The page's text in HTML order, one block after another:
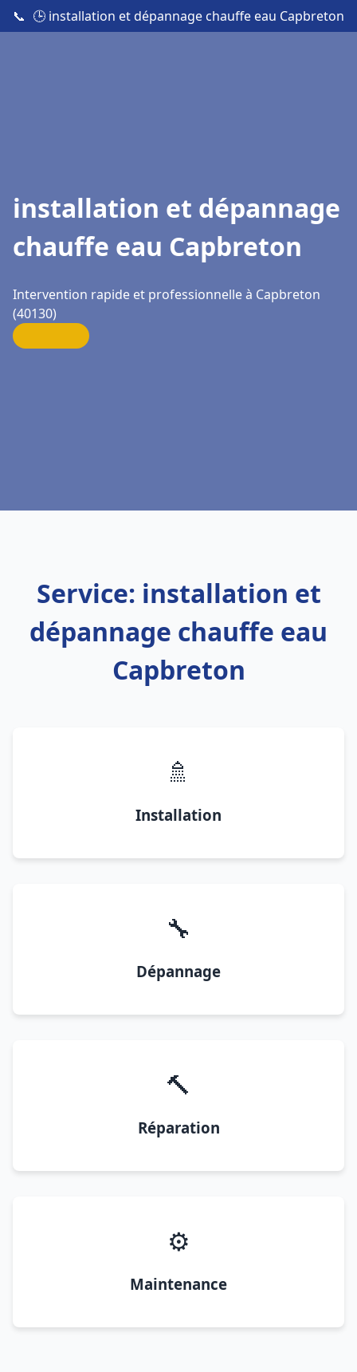
📞 🕒 installation et dépannage chauffe eau Capbreton
installation et dépannage
chauffe eau Capbreton
Intervention rapide et professionnelle à Capbreton
(40130)
Service: installation et
dépannage chauffe eau
Capbreton
🚿
Installation
🔧
Dépannage
🔨
Réparation
⚙️
Maintenance